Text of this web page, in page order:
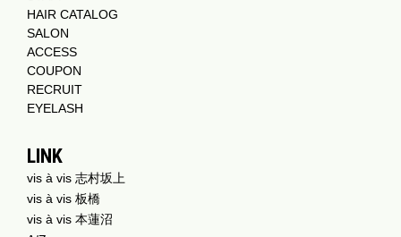
HAIR CATALOG
SALON
ACCESS
COUPON
RECRUIT
EYELASH
LINK
vis à vis 志村坂上
vis à vis 板橋
vis à vis 本蓮沼